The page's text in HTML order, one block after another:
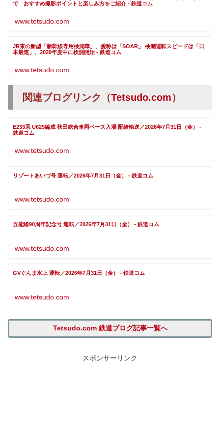
で おすすめ撮影ポイントと楽しみ方をご紹介 - 鉄道コム
www.tetsudo.com
JR東の新型「新幹線専用検測車」、愛称は「SOAR」 検測運転スピードは「日
本最速」、2029年度中に検測開始 - 鉄道コム
www.tetsudo.com
関連ブログリンク（Tetsudo.com）
E233系 U629編成 秋田総合車両ベース入場 配給輸送／2026年7月31日（金） -
鉄道コム
www.tetsudo.com
リゾートあいづ号 運転／2026年7月31日（金） - 鉄道コム
www.tetsudo.com
五能線90周年記念号 運転／2026年7月31日（金） - 鉄道コム
www.tetsudo.com
GVぐんま水上 運転／2026年7月31日（金） - 鉄道コム
www.tetsudo.com
Tetsudo.com 鉄道ブログ記事一覧へ
スポンサーリンク